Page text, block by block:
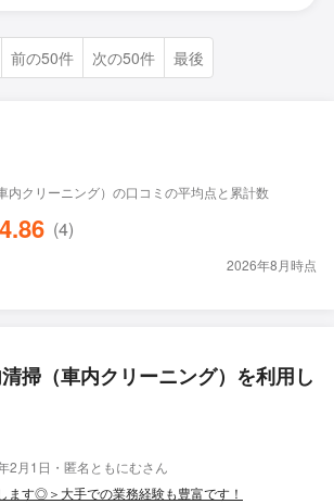
前の50件 次の50件 最後
内クリーニング）の口コミの平均点と累計数
4.86 (4)
2026年8月時点
掃（車内クリーニング）を利用し
2月1日・匿名ともにむさん
ます◎＞大手での業務経験も豊富です！